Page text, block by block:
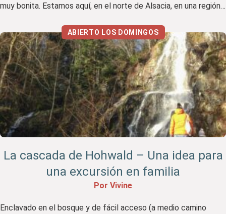
muy bonita. Estamos aquí, en el norte de Alsacia, en una región
ABIERTO LOS DOMINGOS
La cascada de Hohwald – Una idea para
una excursión en familia
Por Vivine
Enclavado en el bosque y de fácil acceso (a medio camino